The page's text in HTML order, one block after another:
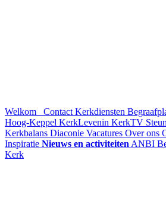
Welkom Contact Kerkdiensten
Hoog-Keppel KerkLevenin KerkTV
Kerkbalans Diaconie Vacatures Over ons
Inspiratie Nieuws en activiteiten ANBI
Kerk